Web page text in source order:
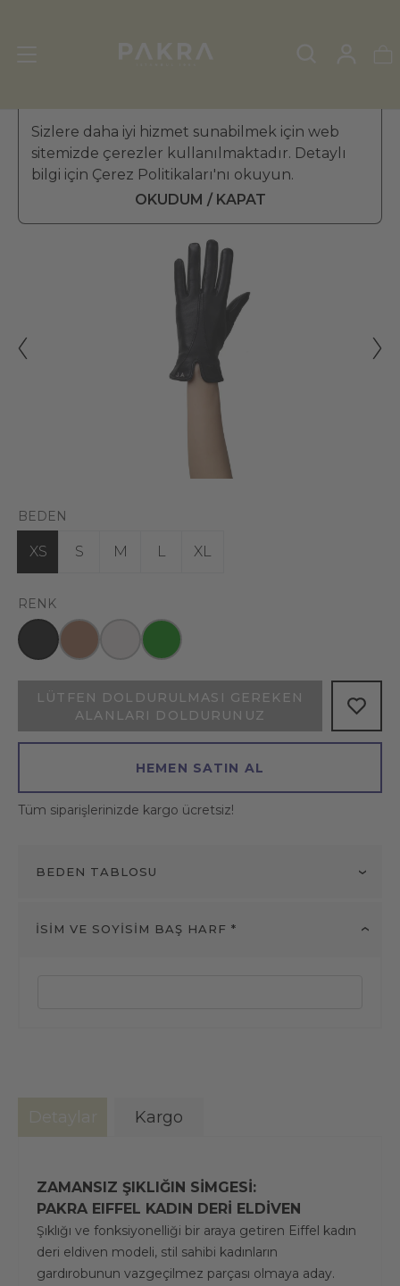
Sizlere daha iyi hizmet sunabilmek için web
sitemizde çerezler kullanılmaktadır. Detaylı
bilgi için Çerez Politikaları'nı okuyun.
OKUDUM / KAPAT
KADIN DERİ ELDİVEN »KIŞ ELDİVENİ
PΛKRΛ
Eiffel İsme Özel Kadın Deri
BEDEN
XS S M L XL
RENK
LÜTFEN DOLDURULMASI GEREKEN
ALANLARI DOLDURUNUZ
HEMEN SATIN AL
Tüm siparişlerinizde kargo ücretsiz!
BEDEN TABLOSU
İSİM VE SOYİSİM BAŞ HARF *
Kargo
ZAMANSIZ ŞIKLIĞIN SİMGESİ:
PAKRA EIFFEL KADIN DERİ ELDİVEN
Şıklığı ve fonksiyonelliği bir araya getiren Eiffel kadın
deri eldiven modeli, stil sahibi kadınların
gardırobunun vazgeçilmez parçası olmaya aday.